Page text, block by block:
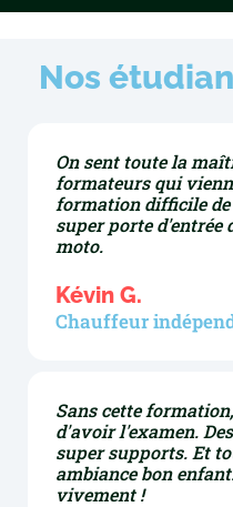
Nos
On sent toute la
formateurs qui
formation difficile
super porte d'entrée
moto.
Kévin G.
Chauffeur
Sans cette
d'avoir l'examen.
super supports. Et
ambiance bon
vivement !